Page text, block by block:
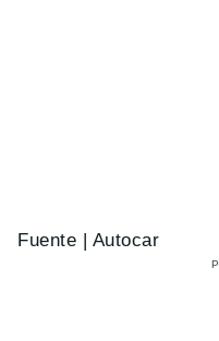
Fuente | Autocar